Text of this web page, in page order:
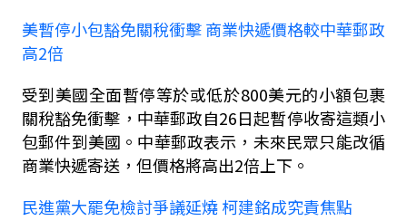
美暫停小包豁免關稅衝擊 商業快遞價格較中華郵政
高2倍
受到美國全面暫停等於或低於800美元的小額包裹
關稅豁免衝擊，中華郵政自26日起暫停收寄這類小
包郵件到美國。中華郵政表示，未來民眾只能改循
商業快遞寄送，但價格將高出2倍上下。
民進黨大罷免檢討爭議延燒 柯建銘成究責焦點